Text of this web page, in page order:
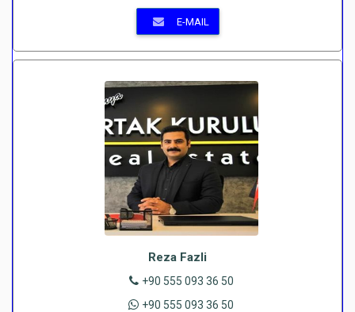
E-MAIL
Reza Fazli
+90 555 093 36 50
+90 555 093 36 50